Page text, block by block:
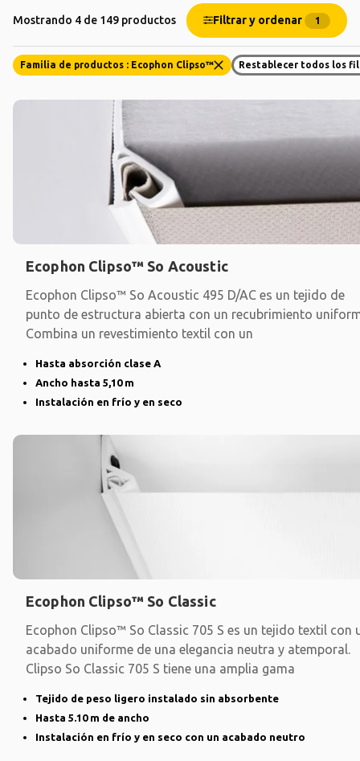
Mostrando 4 de 149 productos Filtrar y ordenar 1
Familia de productos : Ecophon Clipso™ Restablecer todos los
Ecophon Clipso™ So Acoustic
Ecophon Clipso™ So Acoustic 495 D/AC es un tejido de
punto de estructura abierta con un recubrimiento
Combina un revestimiento textil con un
Hasta absorción clase A
Ancho hasta 5,10 m
Instalación en frío y en seco
Ecophon Clipso™ So Classic
Ecophon Clipso™ So Classic 705 S es un tejido textil con
acabado uniforme de una elegancia neutra y atemporal.
Clipso So Classic 705 S tiene una amplia gama
Tejido de peso ligero instalado sin absorbente
Hasta 5.10 m de ancho
Instalación en frío y en seco con un acabado neutro